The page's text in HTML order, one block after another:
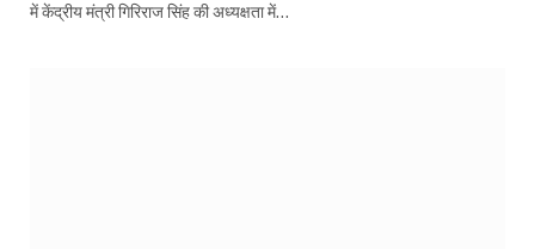
में केंद्रीय मंत्री गिरिराज सिंह की अध्यक्षता में…